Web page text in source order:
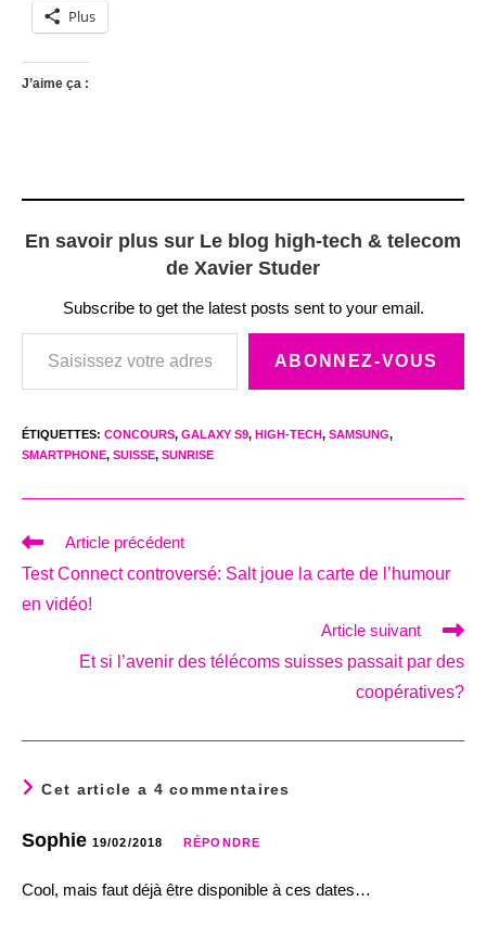
Plus
J’aime ça :
En savoir plus sur Le blog high-tech & telecom
de Xavier Studer
Subscribe to get the latest posts sent to your email.
Saisissez votre adresse e-mail…
ABONNEZ-VOUS
ÉTIQUETTES: CONCOURS, GALAXY S9, HIGH-TECH, SAMSUNG,
SMARTPHONE, SUISSE, SUNRISE
Read
articles
Article précédent
Test Connect controversé: Salt joue la carte de l’humour
en vidéo!
Article suivant
Et si l’avenir des télécoms suisses passait par des
coopératives?
Cet article a 4 commentaires
Sophie 19/02/2018 RÉPONDRE
Cool, mais faut déjà être disponible à ces dates…